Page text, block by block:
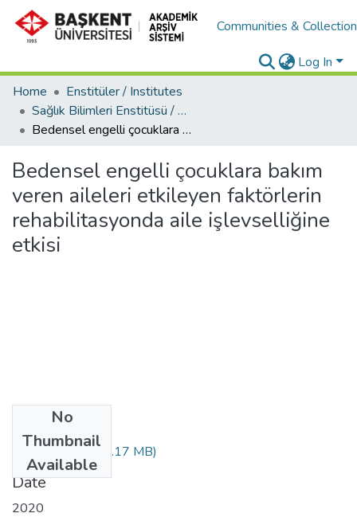
Communities &
Log In
Home
Enstitüler / Institutes
Sağlık Bilimleri Enstitüsü / Health Science Institute
Bedensel engelli çocuklara bakım veren aileleri etkileyen faktörlerin rehabilitasyonda aile işlevselliğine etkisi
Bedensel engelli çocuklara bakım
veren aileleri etkileyen faktörlerin
rehabilitasyonda aile işlevselliğine
etkisi
No
Thumbnail
Available
10329526.pdf(2.17 MB)
Date
2020